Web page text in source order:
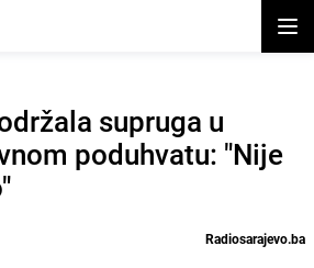
supruga u
poduhvatu: "Nije
Radiosarajevo.ba